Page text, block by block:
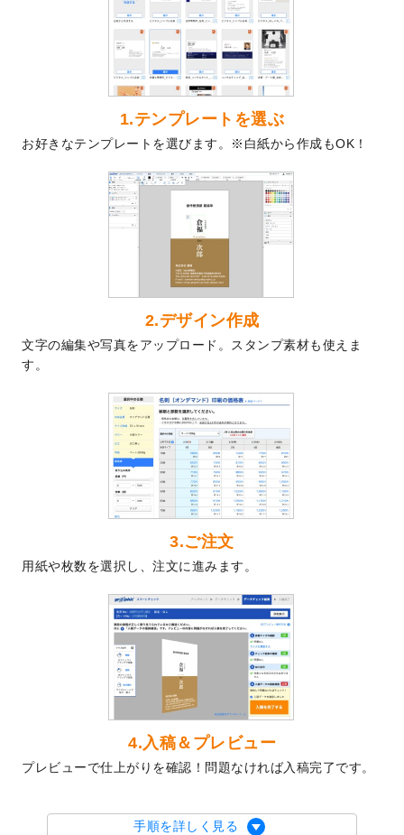
を公開いたしました。
喪中はがきのデザインテンプレート
いたしました。
2025年版1月始まりのカレンダーデザイン
テンプレート
を公開いたしました。
なりました！
プラスチックカードのデザインテンプレー
トを追加しました。
回数券のデザインテンプレート
した。
暑中見舞いのデザインテンプレート
しました。
メッセージカードのデザインテンプレート
を追加しました。
2024/6/14
エコノミータイプののぼりが作成できるよ
うになりました！
【新商品】のぼり
が作成できるようになり
ました！
DMのデザインテンプレートを追加しまし
た。
【新商品】ステッカー
なりました！
2024年版4月始まりのカレンダーデザイン
テンプレートを公開いたしました。
2024年辰年の年賀ポスターデザインテンプ
レート
を公開いたしました。
箔押し年賀状のデザインテンプレート
開いたしました。
クリアファイル、封筒、うちわにてオリジ
ナルデザインで作成できるようになりまし
た！
を公開いたしました。
1.テンプレートを選ぶ
お好きなテンプレートを選びます。※白紙から作成もOK！
2.デザイン作成
文字の編集や写真をアップロード。スタンプ素材も使えま
す。
3.ご注文
用紙や枚数を選択し、注文に進みます。
4.入稿＆プレビュー
プレビューで仕上がりを確認！問題なければ入稿完了です。
手順を詳しく見る